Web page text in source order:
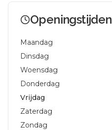
Openingstijden
Maandag
Dinsdag
Woensdag
Donderdag
Vrijdag
Zaterdag
Zondag